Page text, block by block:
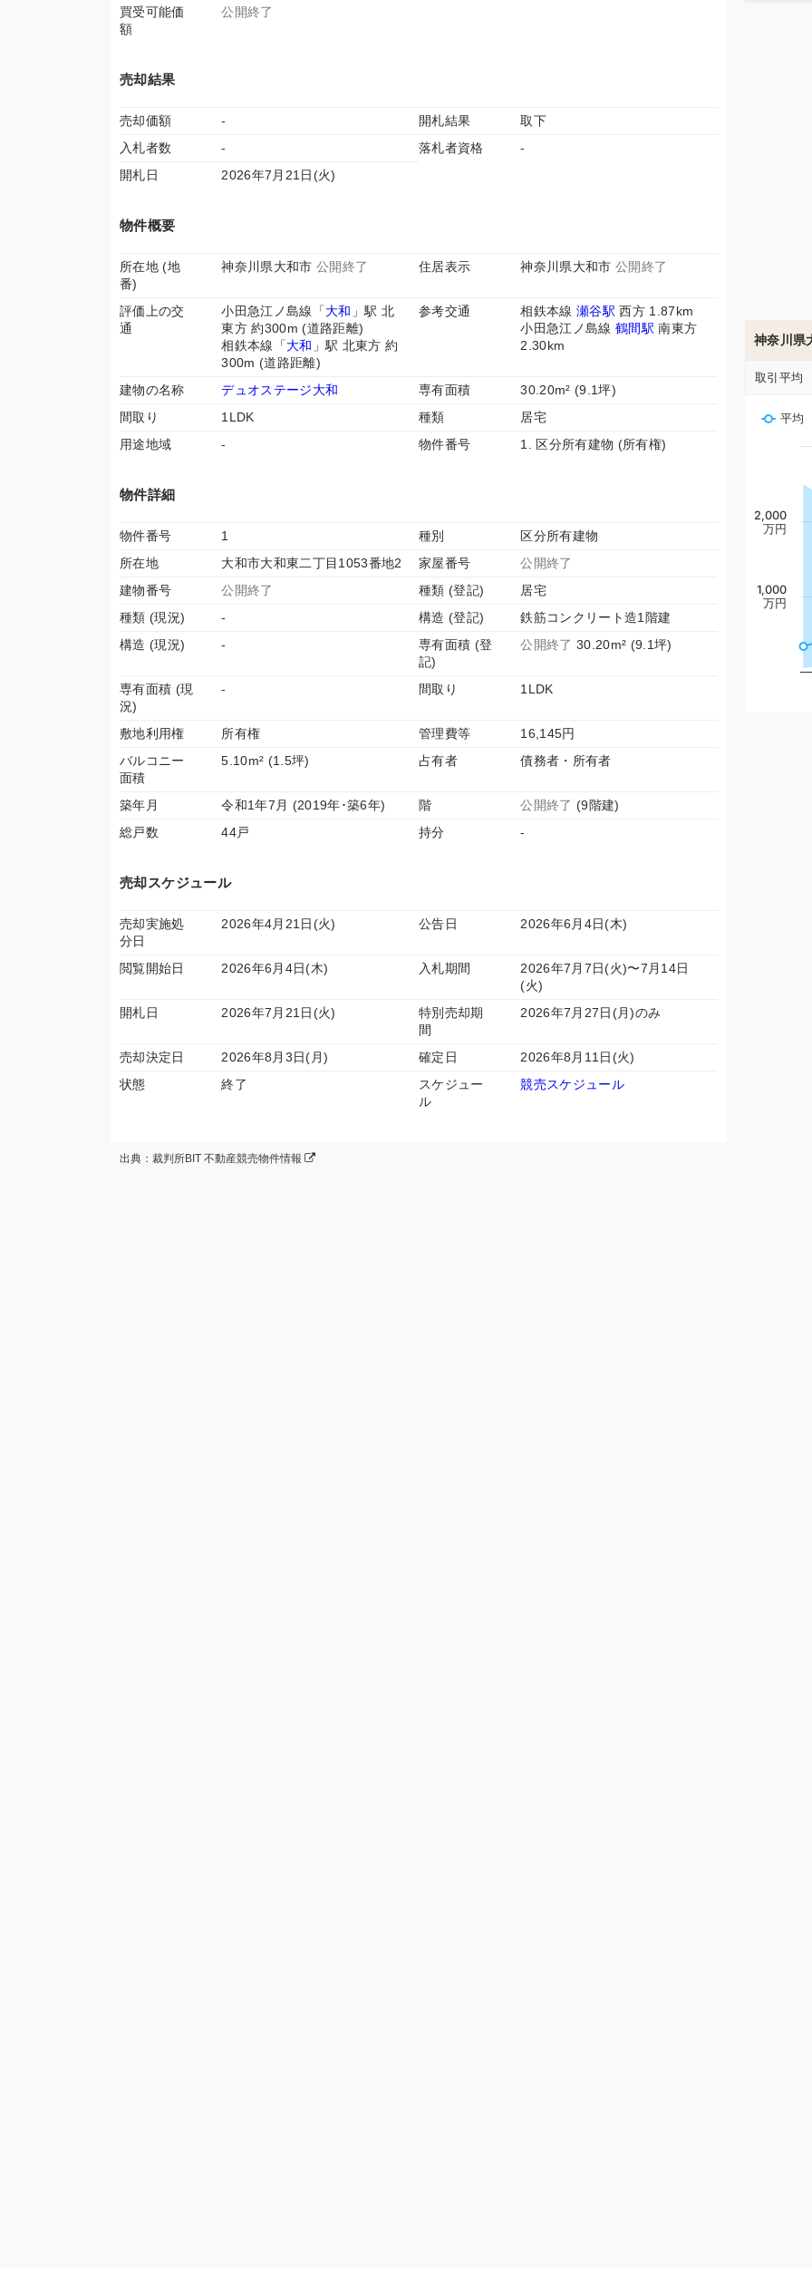
買受可能価
額
公開終了
売却結果
売却価額 - 開札結果
取下
入札者数
- 落札者資格
-
開札日
2026年7月21日(火)
物件概要
所在地 (地
番)
神奈川県大和市 公開終了 住居表示 神奈川県大和市 公開終了
評価上の交
通
小田急江ノ島線「大和 」駅 北
東方 約300m (道路距離)
相鉄本線「大和 」駅 北東方 約
300m (道路距離)
参考交通 相鉄本線 瀬谷駅 西方 1.87km
小田急江ノ島線 鶴間駅 南東方
2.30km
建物の名称 デュオステージ大和 専有面積
30.20m² (9.1坪)
間取り
1LDK 種類
居宅
用途地域
- 物件番号 1. 区分所有建物 (所有権)
物件詳細
物件番号 1 種別
区分所有建物
所在地
大和市大和東二丁目1053番地2 家屋番号
公開終了
建物番号
公開終了 種類 (登記)
居宅
種類 (現況)
- 構造 (登記)
鉄筋コンクリート造1階建
構造 (現況)
-
専有面積 (登
記)
公開終了 30.20m² (9.1坪)
専有面積 (現
況)
- 間取り 1LDK
敷地利用権 所有権 管理費等
16,145円
バルコニー
面積
5.10m² (1.5坪) 占有者 債務者・所有者
築年月 令和1年7月 (2019年･築6年) 階 公開終了 (9階建)
総戸数
44戸 持分 -
売却スケジュール
売却実施処
分日
2026年4月21日(火) 公告日 2026年6月4日(木)
閲覧開始日 2026年6月4日(木) 入札期間
2026年7月7日(火)〜7月14日
(火)
開札日
2026年7月21日(火)
特別売却期
間
2026年7月27日(月)のみ
売却決定日 2026年8月3日(月) 確定日
2026年8月11日(火)
状態
終了
スケジュー
ル
競売スケジュール
出典：裁判所BIT 不動産競売物件情報
神奈川県
取引平均
平均
1,000
万円
2,000
万円